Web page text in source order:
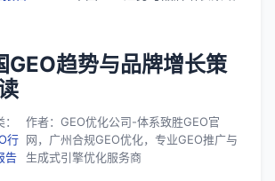
趋势与品牌增长策
行
告
作者：GEO优化公司-体系致胜GEO官
网，广州合规GEO优化，专业GEO推广与
生成式引擎优化服务商